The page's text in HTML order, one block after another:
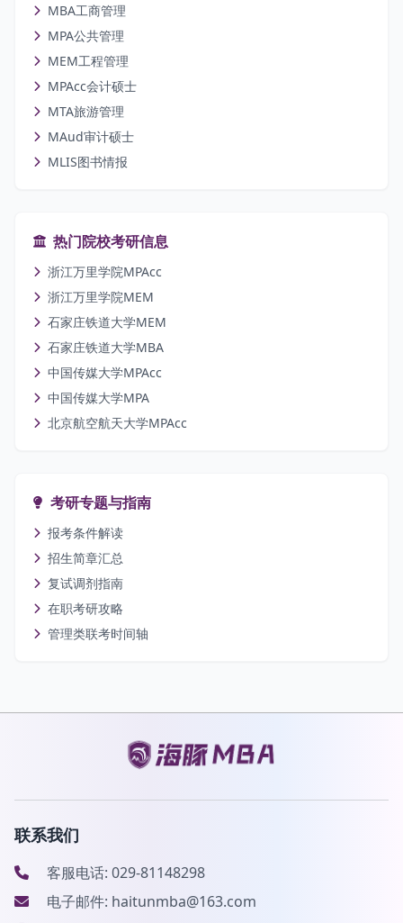
MBA工商管理
MPA公共管理
MEM工程管理
MPAcc会计硕士
MTA旅游管理
MAud审计硕士
MLIS图书情报
热门院校考研信息
浙江万里学院MPAcc
浙江万里学院MEM
石家庄铁道大学MEM
石家庄铁道大学MBA
中国传媒大学MPAcc
中国传媒大学MPA
北京航空航天大学MPAcc
考研专题与指南
报考条件解读
招生简章汇总
复试调剂指南
在职考研攻略
管理类联考时间轴
联系我们
客服电话: 029-81148298
电子邮件: haitunmba@163.com